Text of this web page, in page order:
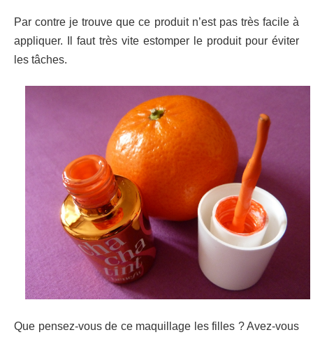
Par contre je trouve que ce produit n’est pas très facile à
appliquer. Il faut très vite estomper le produit pour éviter
les tâches.
Que pensez-vous de ce maquillage les filles ? Avez-vous